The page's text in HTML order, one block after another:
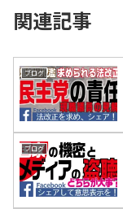
関連記事
ブログ
ブログ